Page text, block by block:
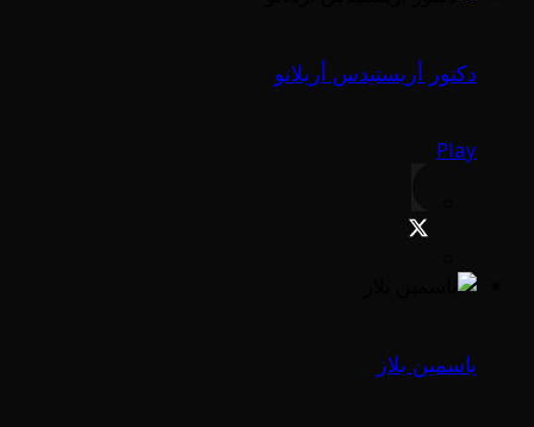
دكتور أريستيدس أريلانو
Play
ياسمين بلاز